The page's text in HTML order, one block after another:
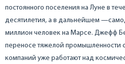
постоянного поселения на Луне в
десятилетия, а в дальнейшем
миллион человек на Марсе. Джефф
переносе тяжелой промышленности
компаний уже работают над